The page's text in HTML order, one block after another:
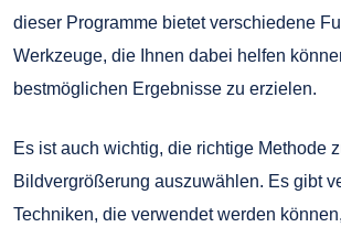
dieser Programme bietet verschiedene
Werkzeuge, die Ihnen dabei helfen
bestmöglichen Ergebnisse zu erzielen.
Es ist auch wichtig, die richtige Methode
Bildvergrößerung auszuwählen. Es gibt
Techniken, die verwendet werden